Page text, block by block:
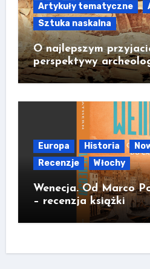
Artykuły tematyczne
Sztuka naskalna
O najlepszym
perspektywy
Europa Historia
Recenzje
Włochy
Wenecja. Od Marco
– recenzja książki